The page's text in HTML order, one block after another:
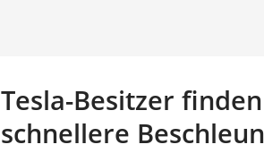
Tesla-Besitzer
schnellere